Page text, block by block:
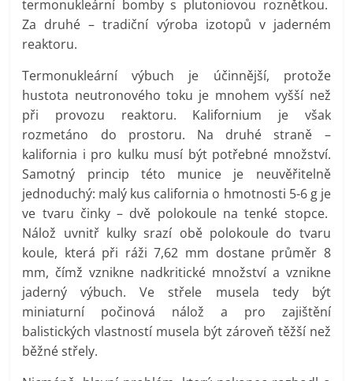
termonukleární bomby s plutoniovou roznětkou.
Za druhé – tradiční výroba izotopů v jaderném
reaktoru.
Termonukleární výbuch je účinnější, protože
hustota neutronového toku je mnohem vyšší než
při provozu reaktoru. Kalifornium je však
rozmetáno do prostoru. Na druhé straně –
kalifornia i pro kulku musí být potřebné množství.
Samotný princip této munice je neuvěřitelně
jednoduchý: malý kus california o hmotnosti 5-6 g je
ve tvaru činky – dvě polokoule na tenké stopce.
Nálož uvnitř kulky srazí obě polokoule do tvaru
koule, která při ráži 7,62 mm dostane průměr 8
mm, čímž vznikne nadkritické množství a vznikne
jaderný výbuch. Ve střele musela tedy být
miniaturní počinová nálož a pro zajištění
balistických vlastností musela být zároveň těžší než
běžné střely.